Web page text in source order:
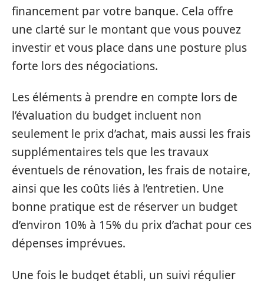
financement par votre banque. Cela offre
une clarté sur le montant que vous pouvez
investir et vous place dans une posture plus
forte lors des négociations.
Les éléments à prendre en compte lors de
l’évaluation du budget incluent non
seulement le prix d’achat, mais aussi les frais
supplémentaires tels que les travaux
éventuels de rénovation, les frais de notaire,
ainsi que les coûts liés à l’entretien. Une
bonne pratique est de réserver un budget
d’environ 10% à 15% du prix d’achat pour ces
dépenses imprévues.
Une fois le budget établi, un suivi régulier